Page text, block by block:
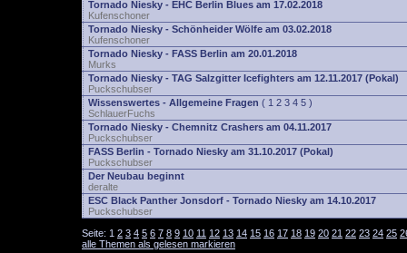
Tornado Niesky - EHC Berlin Blues am 17.02.2018
Kufenschoner
Tornado Niesky - Schönheider Wölfe am 03.02.2018
Kufenschoner
Tornado Niesky - FASS Berlin am 20.01.2018
Murks
Tornado Niesky - TAG Salzgitter Icefighters am 12.11.2017 (Pokal)
Puckschubser
Wissenswertes - Allgemeine Fragen ( 1 2 3 4 5 )
SchlauerFuchs
Tornado Niesky - Chemnitz Crashers am 04.11.2017
Puckschubser
FASS Berlin - Tornado Niesky am 31.10.2017 (Pokal)
Puckschubser
Der Neubau beginnt
deralte
ESC Black Panther Jonsdorf - Tornado Niesky am 14.10.2017
Puckschubser
Seite: 1 2 3 4 5 6 7 8 9 10 11 12 13 14 15 16 17 18 19 20 21 22 23 24 25
alle Themen als gelesen markieren